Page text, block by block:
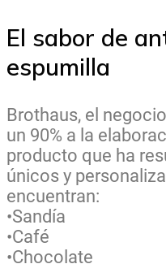
El sabor de
espumilla
Brothaus, el
un 90% a la
producto que ha
únicos y
encuentran:
•Sandía
•Café
•Chocolate